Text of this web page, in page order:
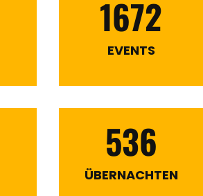
1672
EVENTS
536
ÜBERNACHTEN